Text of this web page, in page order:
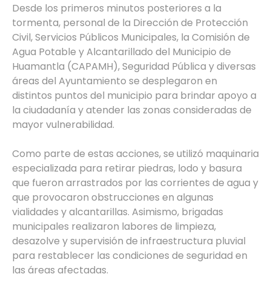
Desde los primeros minutos posteriores a la
tormenta, personal de la Dirección de Protección
Civil, Servicios Públicos Municipales, la Comisión de
Agua Potable y Alcantarillado del Municipio de
Huamantla (CAPAMH), Seguridad Pública y diversas
áreas del Ayuntamiento se desplegaron en
distintos puntos del municipio para brindar apoyo a
la ciudadanía y atender las zonas consideradas de
mayor vulnerabilidad.
Como parte de estas acciones, se utilizó maquinaria
especializada para retirar piedras, lodo y basura
que fueron arrastrados por las corrientes de agua y
que provocaron obstrucciones en algunas
vialidades y alcantarillas. Asimismo, brigadas
municipales realizaron labores de limpieza,
desazolve y supervisión de infraestructura pluvial
para restablecer las condiciones de seguridad en
las áreas afectadas.